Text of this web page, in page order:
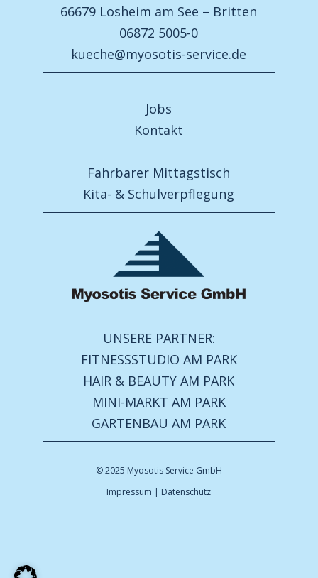
66679 Losheim am See – Britten
06872 5005-0
kueche@myosotis-service.de
Jobs
Kontakt
Fahrbarer Mittagstisch
Kita- & Schulverpflegung
UNSERE PARTNER:
FITNESSSTUDIO AM PARK
HAIR & BEAUTY AM PARK
MINI-MARKT AM PARK
GARTENBAU AM PARK
© 2025 Myosotis Service GmbH
Impressum | Datenschutz